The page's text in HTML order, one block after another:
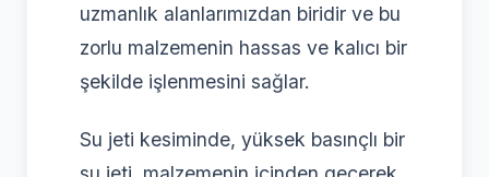
uzmanlık alanlarımızdan biridir ve bu
zorlu malzemenin hassas ve kalıcı bir
şekilde işlenmesini sağlar.
Su jeti kesiminde, yüksek basınçlı bir